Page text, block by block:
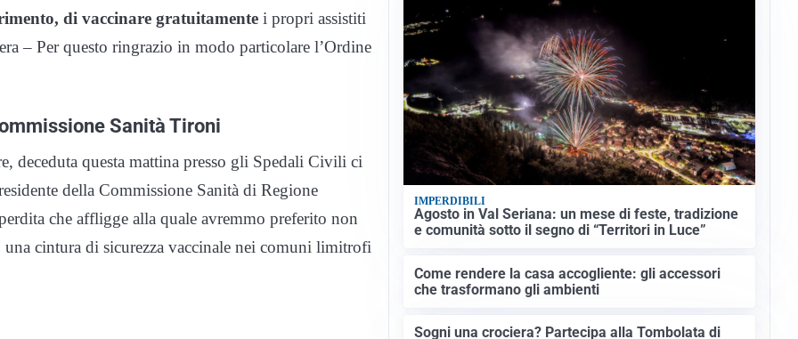
di vaccinare gratuitamente i propri assistiti
– Per questo ringrazio in modo particolare l’Ordine
Sanità Tironi
deceduta questa mattina presso gli Spedali Civili ci
della Commissione Sanità di Regione
che affligge alla quale avremmo preferito non
cintura di sicurezza vaccinale nei comuni limitrofi
IMPERDIBILI
Agosto in Val Seriana: un mese di feste, tradizione
e comunità sotto il segno di “Territori in Luce”
Come rendere la casa accogliente: gli accessori
che trasformano gli ambienti
Sogni una crociera? Partecipa alla Tombolata di